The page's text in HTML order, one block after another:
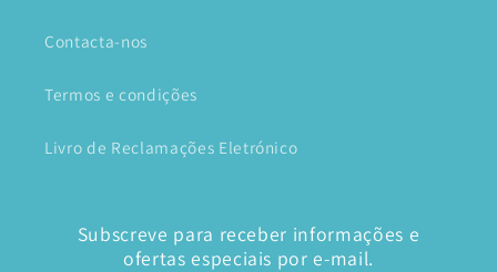
Contacta-nos
Termos e condições
Livro de Reclamações Eletrónico
Subscreve para receber informações e
ofertas especiais por e-mail.